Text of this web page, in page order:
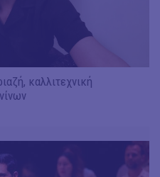
καλλιτεχνική